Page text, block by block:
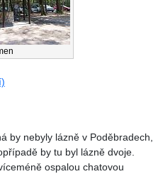
by nebyly lázně v Poděbradech,
by tu byl lázně dvoje.
ospalou chatovou